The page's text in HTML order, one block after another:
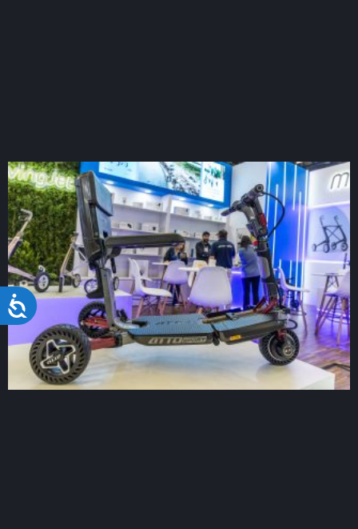
Acessibilidade